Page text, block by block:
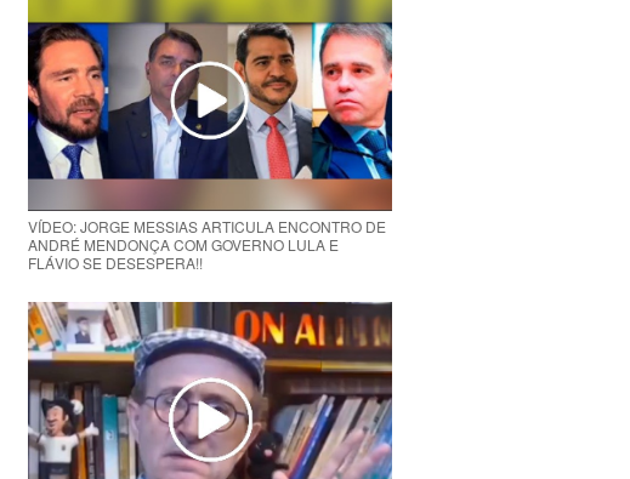
VÍDEO: JORGE MESSIAS ARTICULA ENCONTRO DE
ANDRÉ MENDONÇA COM GOVERNO LULA E
FLÁVIO SE DESESPERA!!